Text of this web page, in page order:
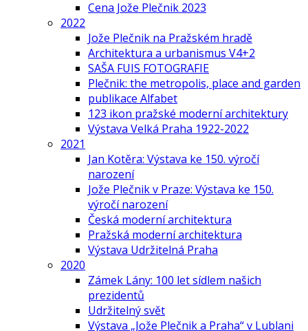
Cena Jože Plečnik 2023
2022
Jože Plečnik na Pražském hradě
Architektura a urbanismus V4+2
SAŠA FUIS FOTOGRAFIE
Plečnik: the metropolis, place and garden
publikace Alfabet
123 ikon pražské moderní architektury
Výstava Velká Praha 1922-2022
2021
Jan Kotěra: Výstava ke 150. výročí
narození
Jože Plečnik v Praze: Výstava ke 150.
výročí narození
Česká moderní architektura
Pražská moderní architektura
Výstava Udržitelná Praha
2020
Zámek Lány: 100 let sídlem našich
prezidentů
Udržitelný svět
Výstava „Jože Plečnik a Praha“ v Lublani